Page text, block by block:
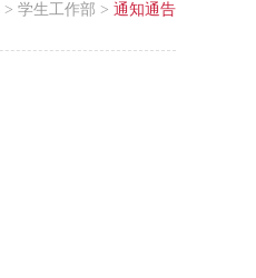
> 学生工作部 > 通知通告